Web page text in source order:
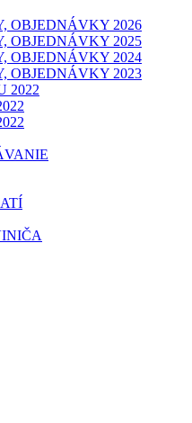
OBJEDNÁVKY 2026
OBJEDNÁVKY 2025
OBJEDNÁVKY 2024
OBJEDNÁVKY 2023
2022